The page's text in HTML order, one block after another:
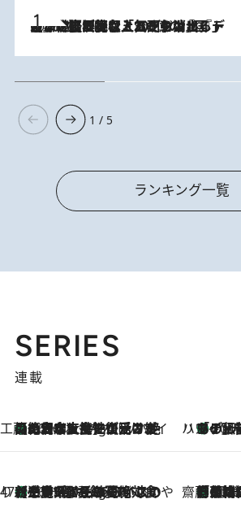
2026.8.5
【なぜ吉沢亮は「気配を消せる」のか？】興行収入208億の『国宝』を経て挑むミュージカル『ディア・エヴァン・ハンセン』。トップ俳優が舞台上でさらけ出した“孤独”とは
1 / 5
ランキング一覧
SERIES
連載
工藤まやのおもてなしハワイ
10 Hours Ago
【ハワイ土産】ローカルの絶大な支持で復活！ 絶品の幻クッキー《元ファンの日本人女性が受け継いだ名店》 ハワイ賢者 リサのお気に入りリスト10
あの伝説の限定トートも
47都道府県の手みやげ ひんやりスイーツで夏を満喫
10 Hours Ago
【三重県】この夏絶対食べたい 冷やしておいしいおやつ3選 お餅×アイスの新感覚スイーツ 齋藤 薫
10
「荷物が増えるほど旅ストレスは増す」美容ジャーナリストがたどり着いた最終結論。“化粧品を劇的に減らす”感動の凝縮美容とは